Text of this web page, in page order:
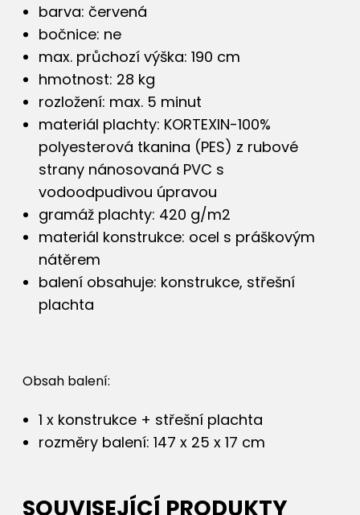
barva: červená
bočnice: ne
max. průchozí výška: 190 cm
hmotnost: 28 kg
rozložení: max. 5 minut
materiál plachty: KORTEXIN-100%
polyesterová tkanina (PES) z rubové
strany nánosovaná PVC s
vodoodpudivou úpravou
gramáž plachty: 420 g/m2
materiál konstrukce: ocel s práškovým
nátěrem
balení obsahuje: konstrukce, střešní
plachta
Obsah balení:
1 x konstrukce + střešní plachta
rozměry balení: 147 x 25 x 17 cm
SOUVISEJÍCÍ PRODUKTY